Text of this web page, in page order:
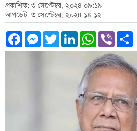
প্রকাশিত: ৩ সেপ্টেম্বর, ২০২৪ ০৯:১৯
আপডেট: ৩ সেপ্টেম্বর, ২০২৪ ১৪:১২
Facebook
Messenger
TwitterLinkedInWhatsApp
Viber